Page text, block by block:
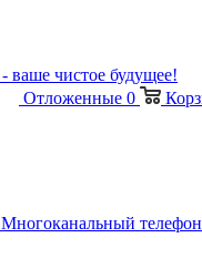
Отложенные 0
Многоканальный телефон